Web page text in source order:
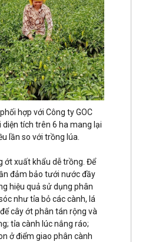
hợp với Công ty GOC
tích trên 6 ha mang lại
lần so với trồng lúa.
ớt xuất khẩu dễ trồng. Để
đảm bảo tưới nước đầy
hiệu quả sử dụng phân
như tỉa bỏ các cành, lá
cây ớt phân tán rộng và
tỉa cành lúc nắng ráo;
ở điểm giao phân cành